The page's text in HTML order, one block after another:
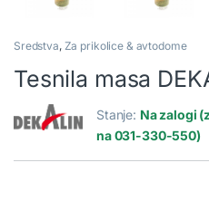
Sredstva, Za prikolice & avtodome
Tesnila masa
Stanje: Na zalogi
na 031-330-550)